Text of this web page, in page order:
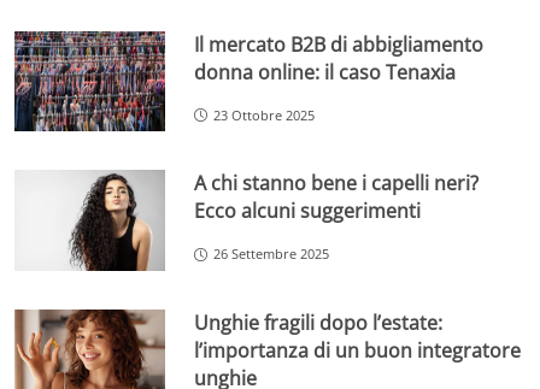
Il mercato B2B di abbigliamento
donna online: il caso Tenaxia
23 Ottobre 2025
A chi stanno bene i capelli neri?
Ecco alcuni suggerimenti
26 Settembre 2025
Unghie fragili dopo l’estate:
l’importanza di un buon integratore
unghie